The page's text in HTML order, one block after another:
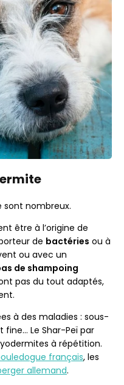
sont nombreux.
être à l’origine de
de bactéries ou à
ou avec un
de shampoing
pas du tout adaptés,
à des maladies : sous-
Le Shar-Peï par
à répétition.
français, les
allemand.